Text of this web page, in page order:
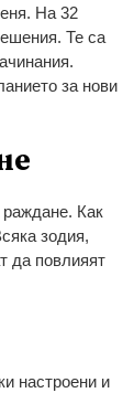
На 32
Те са
за нови
раждане. Как
зодия,
да повлияят
настроени и